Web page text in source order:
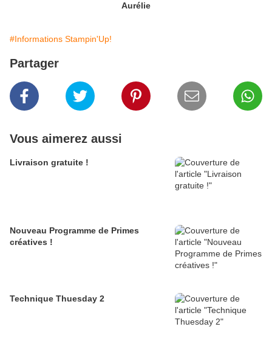
Aurélie
#Informations Stampin'Up!
Partager
Vous aimerez aussi
Livraison gratuite !
Nouveau Programme de Primes
créatives !
Technique Thuesday 2